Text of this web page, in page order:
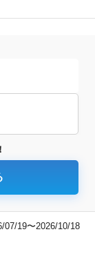
19〜2026/10/18